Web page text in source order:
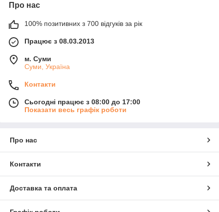
Про нас
100% позитивних з 700 відгуків за рік
Працює з 08.03.2013
м. Суми
Суми, Україна
Контакти
Сьогодні працює з 08:00 до 17:00
Показати весь графік роботи
Про нас
Контакти
Доставка та оплата